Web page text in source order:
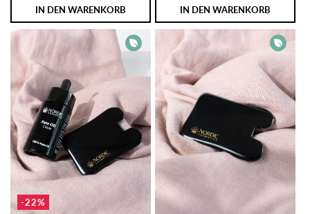
IN DEN WARENKORB IN DEN WARENKORB
-22%